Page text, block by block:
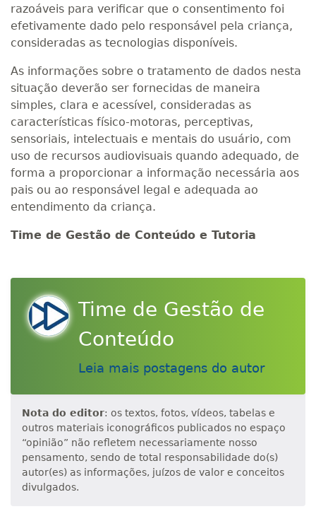
razoáveis para verificar que o consentimento foi
efetivamente dado pelo responsável pela criança,
consideradas as tecnologias disponíveis.
As informações sobre o tratamento de dados nesta
situação deverão ser fornecidas de maneira
simples, clara e acessível, consideradas as
características físico-motoras, perceptivas,
sensoriais, intelectuais e mentais do usuário, com
uso de recursos audiovisuais quando adequado, de
forma a proporcionar a informação necessária aos
pais ou ao responsável legal e adequada ao
entendimento da criança.
Time de Gestão de Conteúdo e Tutoria
Time de Gestão de
Conteúdo
Leia mais postagens do autor
Nota do editor: os textos, fotos, vídeos, tabelas e
outros materiais iconográficos publicados no espaço
“opinião” não refletem necessariamente nosso
pensamento, sendo de total responsabilidade do(s)
autor(es) as informações, juízos de valor e conceitos
divulgados.